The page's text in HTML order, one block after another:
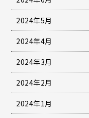
2024年5月
2024年4月
2024年3月
2024年2月
2024年1月